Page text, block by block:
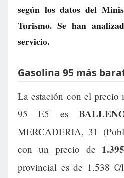
según los datos del
Turismo. Se han
servicio.
Gasolina 95 más
La estación con el precio
95 E5 es
MERCADERIA, 31
con un precio de
provincial es de 1.538